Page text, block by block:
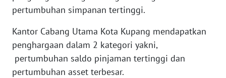
pertumbuhan simpanan tertinggi.
Kantor Cabang Utama Kota Kupang mendapatkan
penghargaan dalam 2 kategori yakni,
pertumbuhan saldo pinjaman tertinggi dan
pertumbuhan asset terbesar.
JAKARTA
WN
JABAR